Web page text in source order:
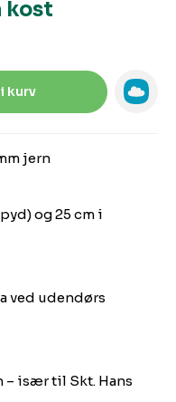
kost
jern
og 25 cm i
ved udendørs
– især til Skt. Hans
den
kurv